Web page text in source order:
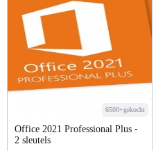
6500+gekocht
Office 2021 Professional Plus -
2 sleutels